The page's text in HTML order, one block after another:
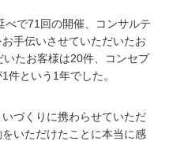
で71回の開催、コンサルテ
手伝いさせていただいたお
たお客様は20件、コンセプ
件という1年でした。
づくりに携わらせていただ
いただけたことに本当に感